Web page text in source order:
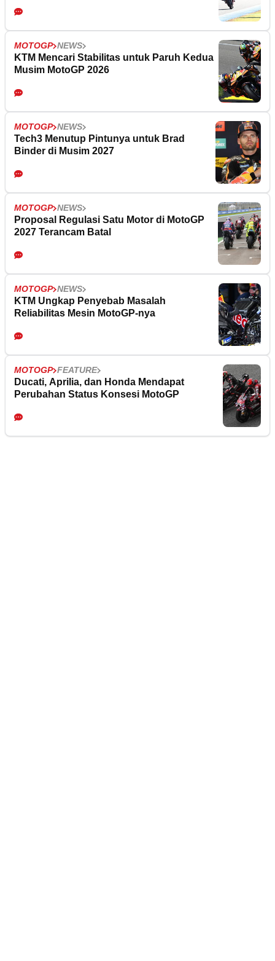
MOTOGP NEWS
KTM Mencari Stabilitas untuk Paruh Kedua
Musim MotoGP 2026
MOTOGP NEWS
Tech3 Menutup Pintunya untuk Brad
Binder di Musim 2027
MOTOGP NEWS
Proposal Regulasi Satu Motor di MotoGP
2027 Terancam Batal
MOTOGP NEWS
KTM Ungkap Penyebab Masalah
Reliabilitas Mesin MotoGP-nya
MOTOGP FEATURE
Ducati, Aprilia, dan Honda Mendapat
Perubahan Status Konsesi MotoGP